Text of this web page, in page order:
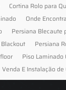
Cortina Rolo para
Onde
Persiana Blecaute
Persiana
Piso Laminado
Venda E Instalação de